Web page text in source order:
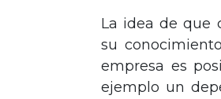
La idea de que
su
empresa es
ejemplo un